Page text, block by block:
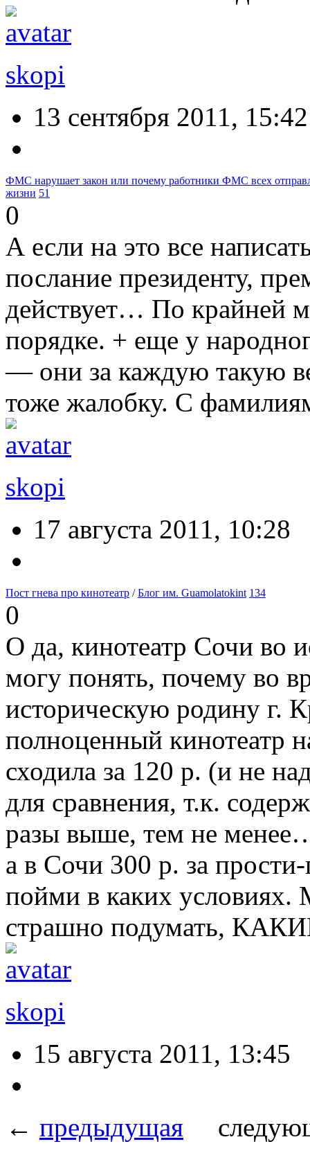
skopi
13 сентября 2011, 15:42
ФМС нарушает закон или почему работники ФМС всех
жизни 51
0
А если на это все
послание президенту,
действует… По крайней
порядке. + еще у
— они за каждую такую
тоже жалобку. С
skopi
17 августа 2011, 10:28
Пост гнева про кинотеатр /Блог им. Guamolatokint 134
0
О да, кинотеатр Сочи во
могу понять, почему во
историческую родину г.
полноценный кинотеатр
сходила за 120 р. (и не
для сравнения, т.к.
разы выше, тем не
а в Сочи 300 р. за
пойми в каких
страшно подумать,
skopi
15 августа 2011, 13:45
← предыдущая